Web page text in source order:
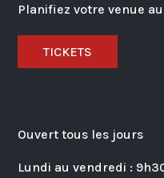
Planifiez votre venue
TICKETS
Ouvert tous les jours
Lundi au vendredi :